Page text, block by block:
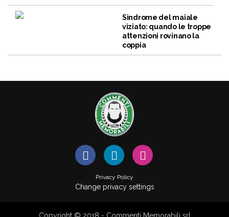
Sindrome del maiale
viziato: quando le troppe
attenzioni rovinano la
coppia
Privacy Policy
Change privacy settings